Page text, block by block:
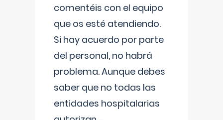
comentéis con el equipo
que os esté atendiendo.
Si hay acuerdo por parte
del personal, no habrá
problema. Aunque debes
saber que no todas las
entidades hospitalarias